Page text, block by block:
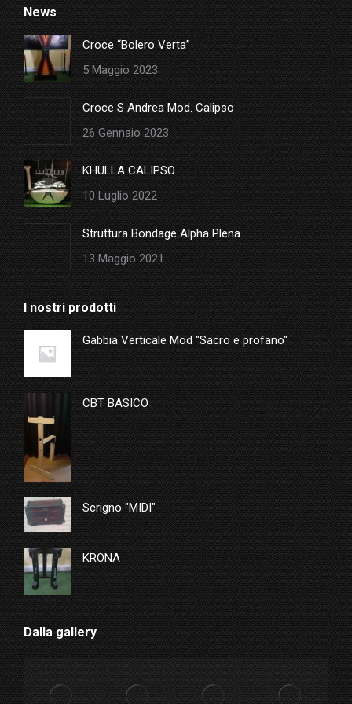
opens
in
new
window
News
Croce “Bolero Verta”
5 Maggio 2023
Croce S Andrea Mod. Calipso
26 Gennaio 2023
KHULLA CALIPSO
10 Luglio 2022
Struttura Bondage Alpha Plena
13 Maggio 2021
I nostri prodotti
Gabbia Verticale Mod "Sacro e profano"
CBT BASICO
Scrigno "MIDI"
KRONA
Dalla gallery